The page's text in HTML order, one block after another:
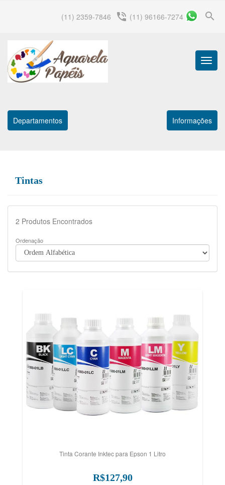
search
(11) 2359-7846 phone_in_talk (11) 96166-7274
Menu
Departamentos Informações
Tintas
2 Produtos Encontrados
Ordenação
Tinta Corante Inktec para Epson 1 Litro
R$127,90